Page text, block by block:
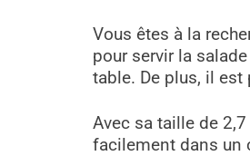
Vous êtes à la
pour servir la
table. De plus, il est
Avec sa taille de
facilement dans un